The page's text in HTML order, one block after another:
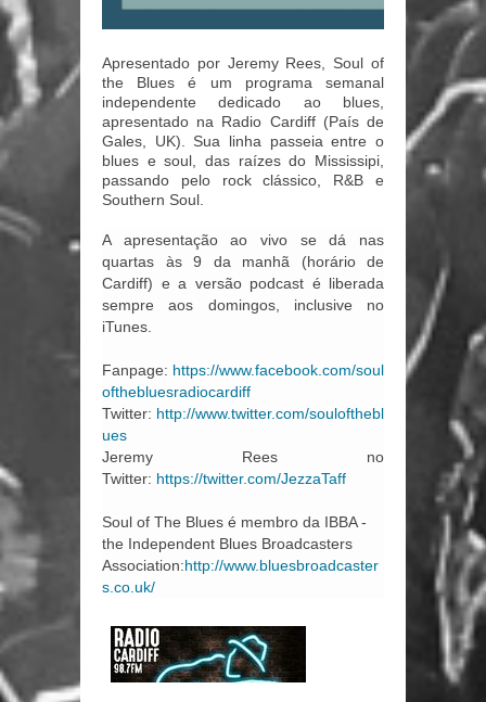
Apresentado por Jeremy Rees, Soul of
the Blues é um programa semanal
independente dedicado ao blues,
apresentado na Radio Cardiff (País de
Gales, UK). Sua linha passeia entre o
blues e soul, das raízes do Mississipi,
passando pelo rock clássico, R&B e
Southern Soul.
A apresentação ao vivo se dá nas
quartas às 9 da manhã (horário de
Cardiff) e a versão podcast é liberada
sempre aos domingos, inclusive no
iTunes.
Fanpage: https://www.facebook.com/soul
ofthebluesradiocardiff
Twitter: http://www.twitter.com/soulofthebl
ues
Jeremy Rees no
Twitter: https://twitter.com/JezzaTaff
Soul of The Blues é membro da IBBA -
the Independent Blues Broadcasters
Association:http://www.bluesbroadcaster
s.co.uk/